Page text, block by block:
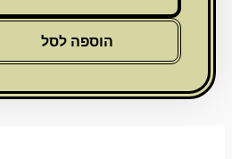
*אזל
מעוטר
הוספה לסל